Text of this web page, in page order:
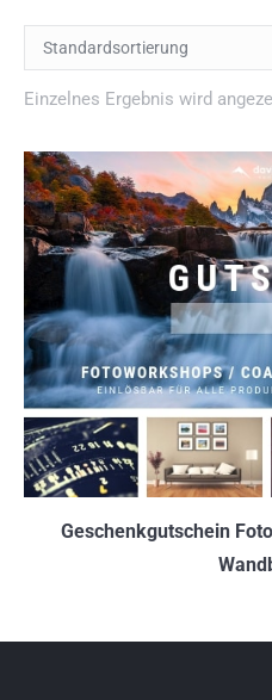
Einzelnes Ergebnis wird
Geschenkgutschein